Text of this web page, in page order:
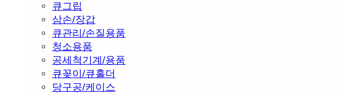
큐그립
삼손/장갑
큐관리/손질용품
청소용품
공세척기계/용품
큐꽂이/큐홀더
당구공/케이스